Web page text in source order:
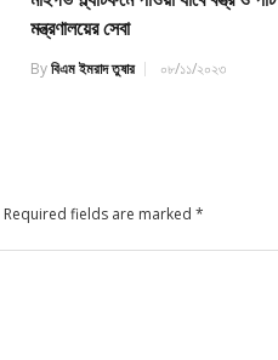
মন্ত্রণালয়ের সেবা
Byবিএম ইমরাদ তুষার ০৮/১১/২০২৩
Required fields are marked*